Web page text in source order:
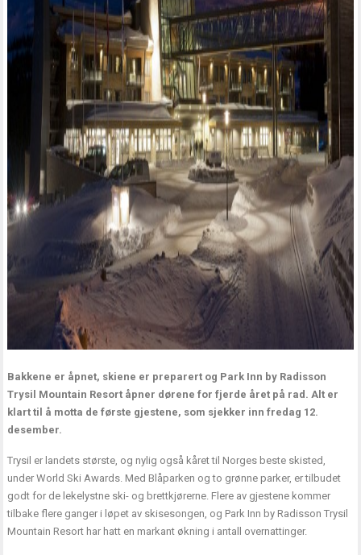
Bakkene er åpnet, skiene er preparert og Park Inn by Radisson
Trysil Mountain Resort åpner dørene for fjerde året på rad. Alt er
klart til å motta de første gjestene, som sjekker inn fredag 12.
desember.
Trysil er landets største, og nylig også kåret til Norges beste skisted,
under World Ski Awards. Med Blåparken og to grønne parker, er tilbudet
godt for de lekelystne ski- og brettkjørerne. Flere av gjestene kommer
tilbake flere ganger i løpet av skisesongen, og Park Inn by Radisson Trysil
Mountain Resort har hatt en markant økning i antall overnattinger.